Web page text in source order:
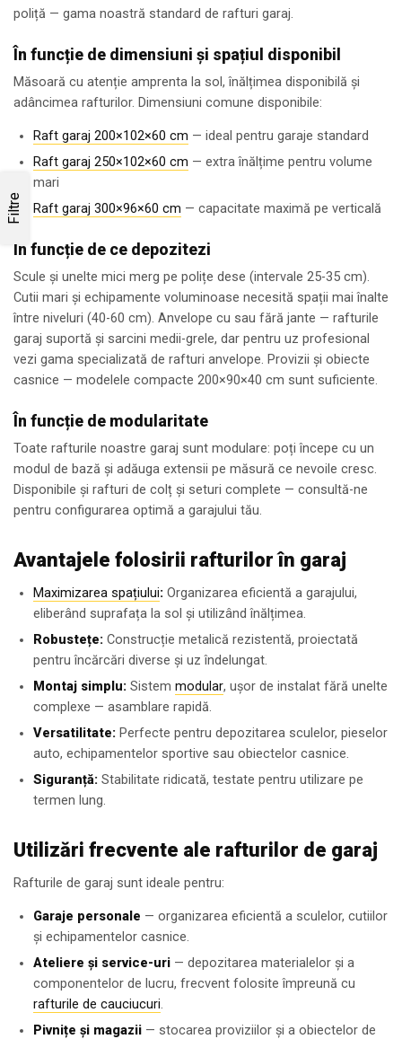
Filtre
poliță — gama noastră standard de rafturi garaj.
În funcție de dimensiuni și spațiul disponibil
Măsoară cu atenție amprenta la sol, înălțimea disponibilă și
adâncimea rafturilor. Dimensiuni comune disponibile:
Raft garaj 200×102×60 cm — ideal pentru garaje standard
Raft garaj 250×102×60 cm — extra înălțime pentru volume
mari
Raft garaj 300×96×60 cm — capacitate maximă pe verticală
În funcție de ce depozitezi
Scule și unelte mici merg pe polițe dese (intervale 25-35 cm).
Cutii mari și echipamente voluminoase necesită spații mai înalte
între niveluri (40-60 cm). Anvelope cu sau fără jante — rafturile
garaj suportă și sarcini medii-grele, dar pentru uz profesional
vezi gama specializată de rafturi anvelope. Provizii și obiecte
casnice — modelele compacte 200×90×40 cm sunt suficiente.
În funcție de modularitate
Toate rafturile noastre garaj sunt modulare: poți începe cu un
modul de bază și adăuga extensii pe măsură ce nevoile cresc.
Disponibile și rafturi de colț și seturi complete — consultă-ne
pentru configurarea optimă a garajului tău.
Avantajele folosirii rafturilor în garaj
Maximizarea spațiului: Organizarea eficientă a garajului,
eliberând suprafața la sol și utilizând înălțimea.
Robustețe: Construcție metalică rezistentă, proiectată
pentru încărcări diverse și uz îndelungat.
Montaj simplu: Sistem modular, ușor de instalat fără unelte
complexe — asamblare rapidă.
Versatilitate: Perfecte pentru depozitarea sculelor, pieselor
auto, echipamentelor sportive sau obiectelor casnice.
Siguranță: Stabilitate ridicată, testate pentru utilizare pe
termen lung.
Utilizări frecvente ale rafturilor de garaj
Rafturile de garaj sunt ideale pentru:
Garaje personale — organizarea eficientă a sculelor, cutiilor
și echipamentelor casnice.
Ateliere și service-uri — depozitarea materialelor și a
componentelor de lucru, frecvent folosite împreună cu
rafturile de cauciucuri.
Pivnițe și magazii — stocarea proviziilor și a obiectelor de